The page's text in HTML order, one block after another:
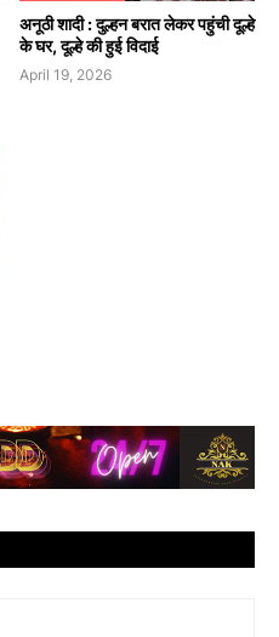
अनूठी शादी : दुल्हन बरात लेकर पहुंची दूल्हे
के घर, दूल्हे की हुई विदाई
April 19, 2026